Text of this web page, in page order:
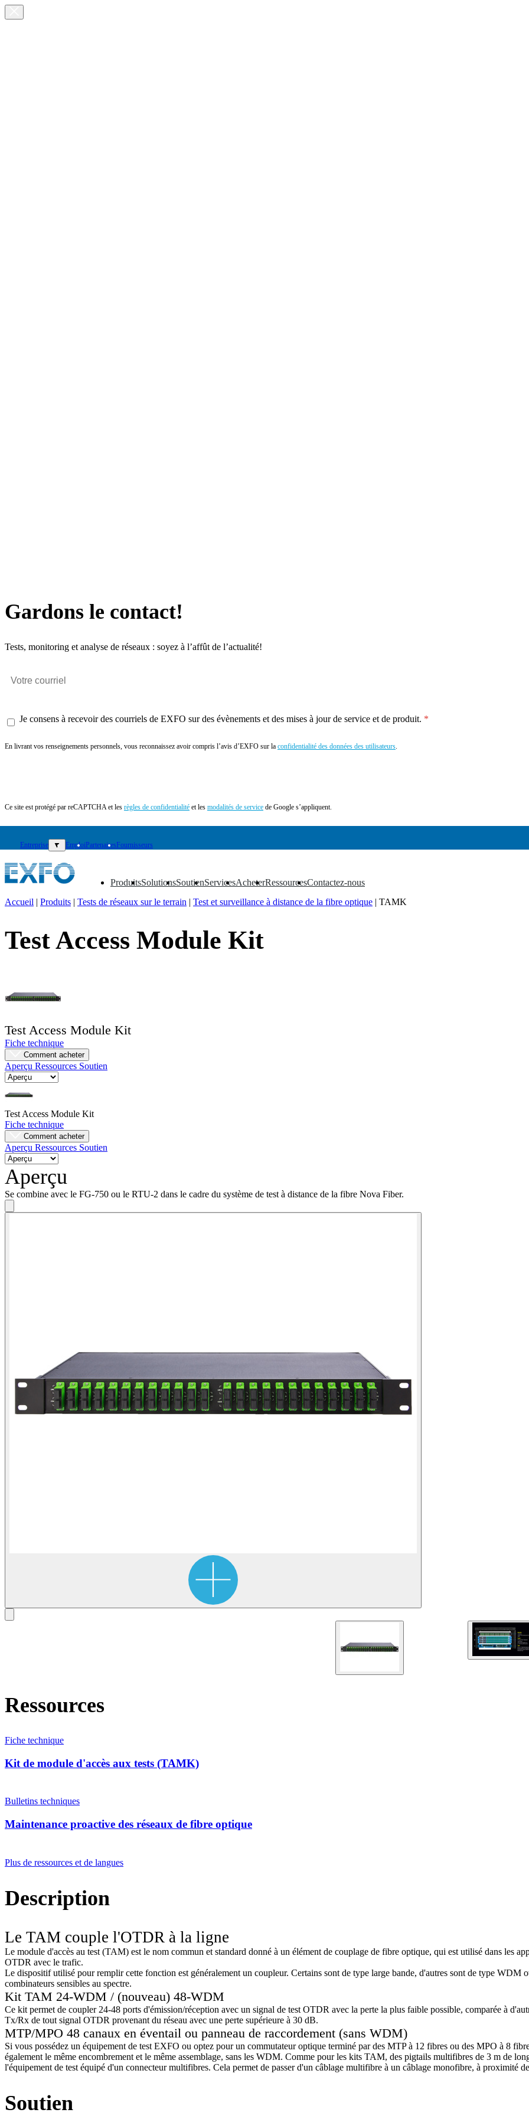
Gardons le contact!
Tests, monitoring et analyse de réseaux : soyez à l’affût de l’actualité!
Je consens à recevoir des courriels de EXFO sur des évènements et des mises à jour de service et de produit.
En livrant vos renseignements personnels, vous reconnaissez avoir compris l’avis d’EXFO sur la confidentialité des données des utilisateurs.
Ce site est protégé par reCAPTCHA et les règles de confidentialité et les modalités de service de Google s’appliquent.
Entreprise ▼ EmploiPartenairesFournisseurs
Produits
▼ Solutions
▼ Soutien
▼ Services
▼ Acheter
▼ Ressources
▼ Contactez-nous
▼
Produits
Solutions
Acheter
Ressources
nous
S'enregistrer
connecter
Entreprise
Partenaires
Fournisseurs
Accueil | Produits | Tests de réseaux sur le terrain | Test et surveillance à distance de la fibre optique | TAMK
Test Access Module Kit
Test Access Module Kit
Fiche technique
Comment acheter
Aperçu Ressources Soutien
Test Access Module Kit
Fiche technique
Comment acheter
Aperçu Ressources Soutien
Aperçu
Se combine avec le FG-750 ou le RTU-2 dans le cadre du système de test à distance de la fibre Nova Fiber.
Ressources
Fiche technique
Kit de module d'accès aux tests (TAMK)
Bulletins techniques
Maintenance proactive des réseaux de fibre optique
Plus de ressources et de langues
Description
Le TAM couple l'OTDR à la ligne
Le module d'accès au test (TAM) est le nom commun et standard donné à un élément de couplage de fibre optique, qui est utilisé dans les
OTDR avec le trafic.
Le dispositif utilisé pour remplir cette fonction est généralement un coupleur. Certains sont de type large bande, d'autres sont de type
combinateurs sensibles au spectre.
Kit TAM 24-WDM / (nouveau) 48-WDM
Ce kit permet de coupler 24-48 ports d'émission/réception avec un signal de test OTDR avec la perte la plus faible possible, comparée à
Tx/Rx de tout signal OTDR provenant du réseau avec une perte supérieure à 30 dB.
MTP/MPO 48 canaux en éventail ou panneau de raccordement (sans WDM)
Si vous possédez un équipement de test EXFO ou optez pour un commutateur optique terminé par des MTP à 12 fibres ou des MPO à 8
également le même encombrement et le même assemblage, sans les WDM. Comme pour les kits TAM, des pigtails multifibres de 3 m de
l'équipement de test équipé d'un connecteur multifibres. Cela permet de passer d'un câblage multifibre à un câblage monofibre, à proximité
Soutien